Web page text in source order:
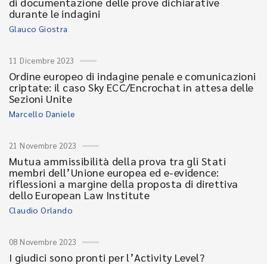
durante le indagini
Glauco Giostra
11 Dicembre 2023
Ordine europeo di indagine penale e comunicazioni
criptate: il caso Sky ECC/Encrochat in attesa delle
Sezioni Unite
Marcello Daniele
21 Novembre 2023
Mutua ammissibilità della prova tra gli Stati
membri dell’Unione europea ed e-evidence:
riflessioni a margine della proposta di direttiva
dello European Law Institute
Claudio Orlando
08 Novembre 2023
I giudici sono pronti per l’Activity Level?